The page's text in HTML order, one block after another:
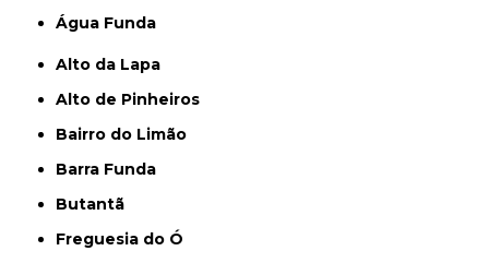
Água Funda
Alto da Lapa
Alto de Pinheiros
Bairro do Limão
Barra Funda
Butantã
Freguesia do Ó